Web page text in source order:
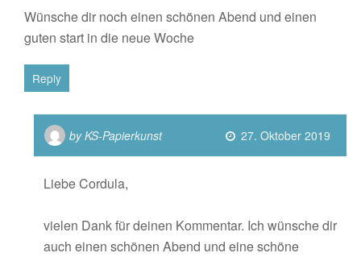
Wünsche dir noch einen schönen Abend und einen
guten start in die neue Woche
Reply
by KS-Papierkunst 27. Oktober 2019
Liebe Cordula,
vielen Dank für deinen Kommentar. Ich wünsche dir
auch einen schönen Abend und eine schöne